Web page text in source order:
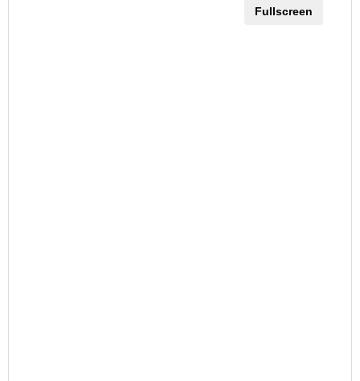
Fullscreen